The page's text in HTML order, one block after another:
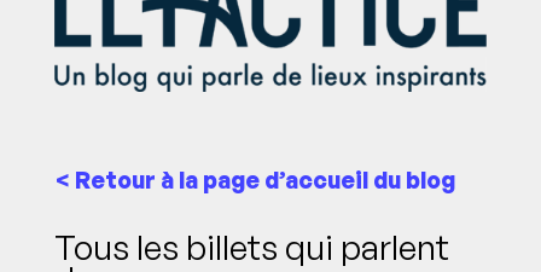
< Retour à la page d’accueil du blog
Tous les billets qui parlent